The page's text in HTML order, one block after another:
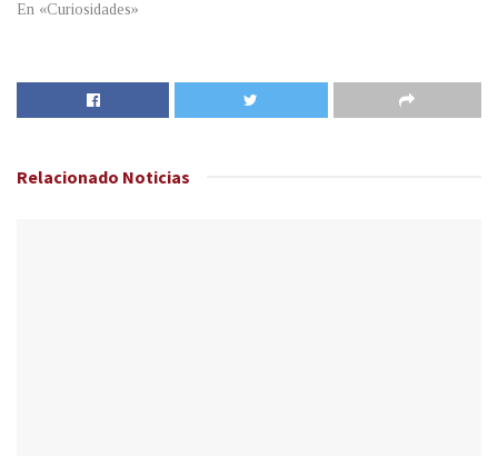
En «Curiosidades»
Relacionado Noticias